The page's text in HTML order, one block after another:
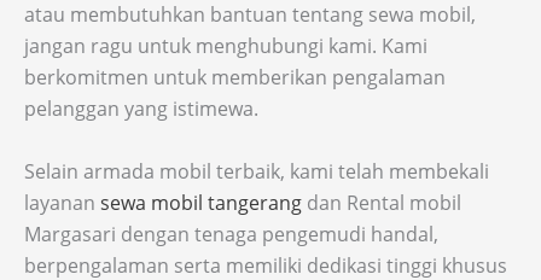
atau membutuhkan bantuan tentang sewa mobil,
jangan ragu untuk menghubungi kami. Kami
berkomitmen untuk memberikan pengalaman
pelanggan yang istimewa.
Selain armada mobil terbaik, kami telah membekali
layanan sewa mobil tangerang dan Rental mobil
Margasari dengan tenaga pengemudi handal,
berpengalaman serta memiliki dedikasi tinggi khusus